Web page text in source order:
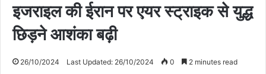
इजराइल की ईरान पर एयर स्ट्राइक से युद्ध
छिड़ने आशंका बढ़ी
26/10/2024 Last Updated: 26/10/2024 0 2 minutes read